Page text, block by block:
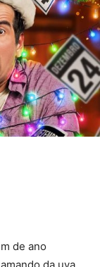
de ano